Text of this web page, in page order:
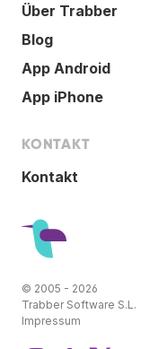
Über Trabber
Blog
App Android
App iPhone
KONTAKT
Kontakt
© 2005 - 2026
Trabber Software S.L.
Impressum